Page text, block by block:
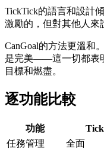
TickTick的語言和設計
激勵的，但對其他人來
CanGoal的方法更溫和
是完美——這一切都表
目標和燃盡。
逐功能比較
功能
任務管理
全面